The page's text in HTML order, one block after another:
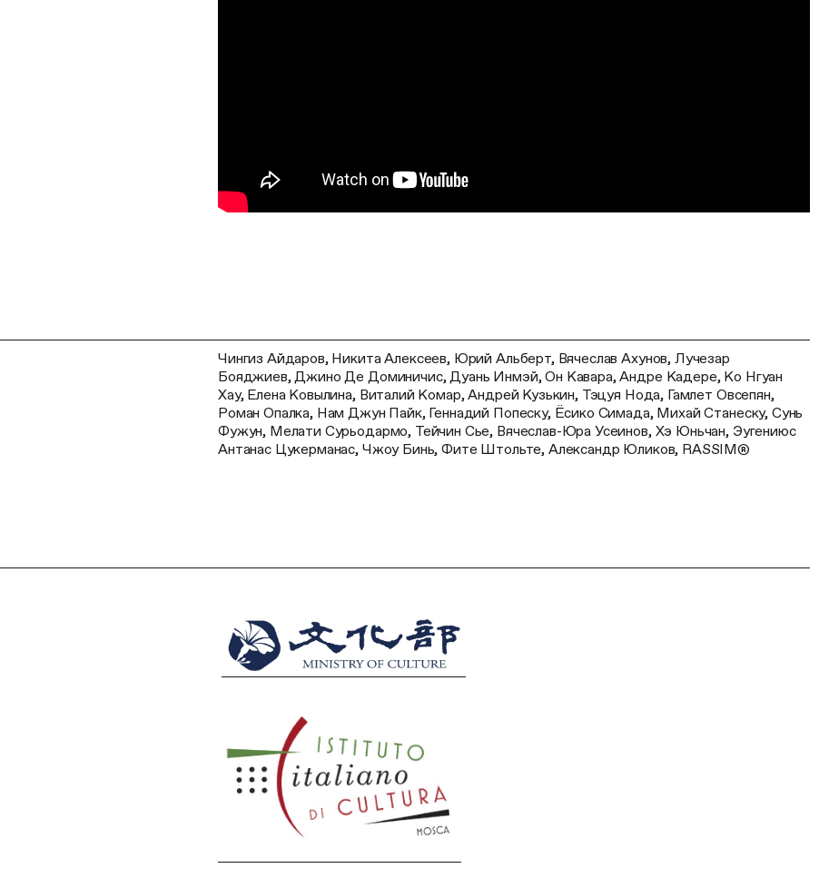
Чингиз Айдаров, Никита Алексеев, Юрий Альберт, Вячеслав Ахунов, Лучезар
Бояджиев, Джино Де Доминичис, Дуань Инмэй, Он Кавара, Андре Кадере, Ко Нгуан
Хау, Елена Ковылина, Виталий Комар, Андрей Кузькин, Тэцуя Нода, Гамлет Овсепян,
Роман Опалка, Нам Джун Пайк, Геннадий Попеску, Ёсико Симада, Михай Станеску, Сунь
Фужун, Мелати Сурьодармо, Тейчин Сье, Вячеслав-Юра Усеинов, Хэ Юньчан, Эугениюс
Антанас Цукерманас, Чжоу Бинь, Фите Штольте, Александр Юликов, RASSIM®